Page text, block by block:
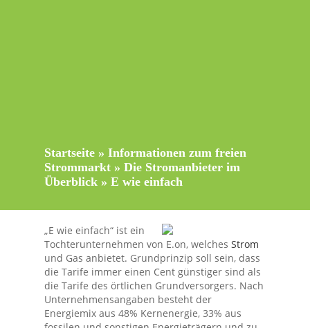
Startseite » Informationen zum freien
Strommarkt » Die Stromanbieter im
Überblick » E wie einfach
„E wie einfach“ ist ein
Tochterunternehmen von E.on, welches Strom
und Gas anbietet. Grundprinzip soll sein, dass
die Tarife immer einen Cent günstiger sind als
die Tarife des örtlichen Grundversorgers. Nach
Unternehmensangaben besteht der
Energiemix aus 48% Kernenergie, 33% aus